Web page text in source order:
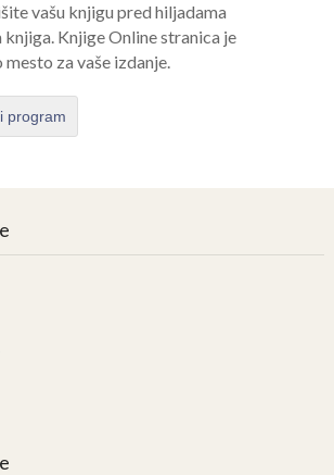
vašu knjigu pred hiljadama
Knjige Online stranica je
mesto za vaše izdanje.
program